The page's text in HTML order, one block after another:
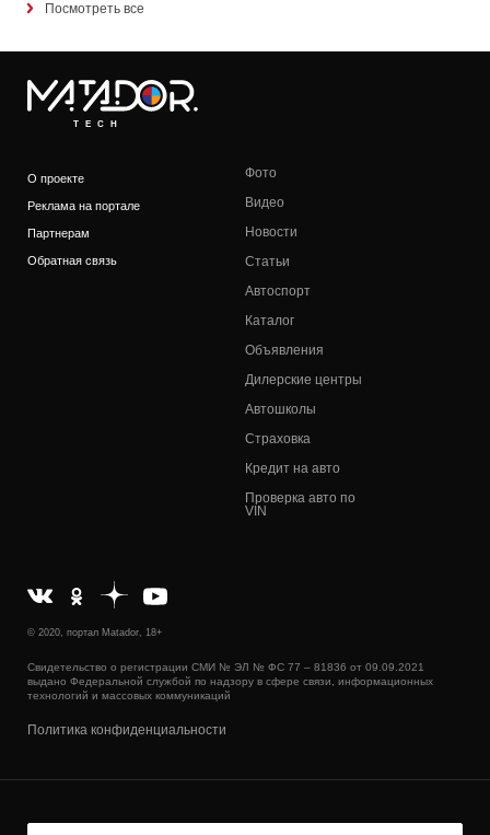
Посмотреть все
TECH
О проекте
Реклама на портале
Партнерам
Обратная связь
Фото
Видео
Новости
Статьи
Автоспорт
Каталог
Объявления
Дилерские центры
Автошколы
Страховка
Кредит на авто
Проверка авто по
VIN
© 2020, портал Matador, 18+
Свидетельство о регистрации СМИ № ЭЛ № ФС 77 – 81836 от 09.09.2021
выдано Федеральной службой по надзору в сфере связи, информационных
технологий и массовых коммуникаций
Политика конфиденциальности